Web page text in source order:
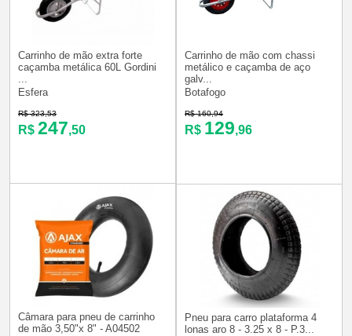
Carrinho de mão extra forte
caçamba metálica 60L Gordini
Esfera
R$ 323,53
R$ 247,50
Carrinho de mão com chassi
metálico e caçamba de aço
galv...
Botafogo
R$ 160,94
R$ 129,96
Câmara para pneu de carrinho
de mão 3,50"x 8" - A04502
Pneu para carro plataforma 4
lonas aro 8 - 3.25 x 8 - P.3...